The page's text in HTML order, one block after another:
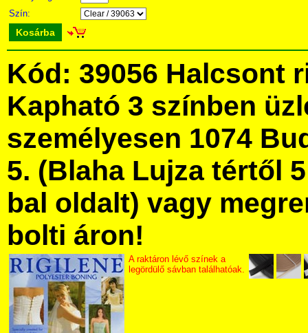
Szín:
Kosárba
Kód: 39056 Halcsont
Kapható 3 színben
személyesen 1074
5. (Blaha Lujza tértől
bal oldalt) vagy
bolti áron!
A raktáron lévő színek a
legördülő sávban találhatóak.